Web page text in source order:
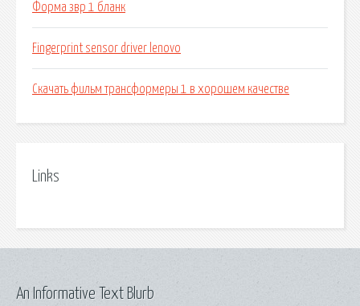
Форма звр 1 бланк
Fingerprint sensor driver lenovo
Скачать фильм трансформеры 1 в хорошем качестве
Links
An Informative Text Blurb